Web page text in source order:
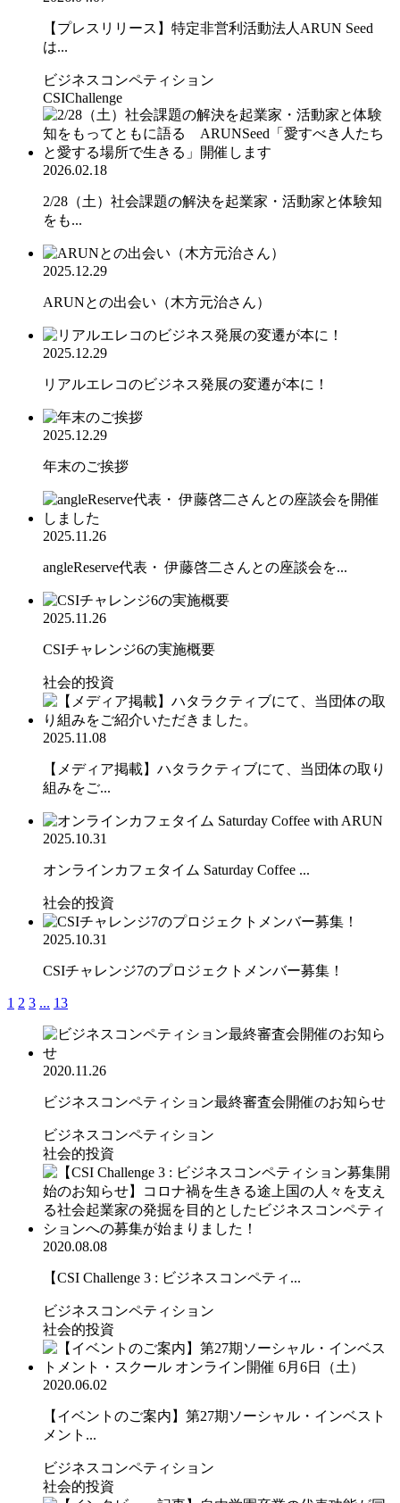
【プレスリリース】特定非営利活動法人ARUN Seed
は...
ビジネスコンペティション
CSIChallenge
2026.02.18
2/28（土）社会課題の解決を起業家・活動家と体験知
をも...
2025.12.29
ARUNとの出会い（木方元治さん）
2025.12.29
リアルエレコのビジネス発展の変遷が本に！
2025.12.29
年末のご挨拶
2025.11.26
angleReserve代表・ 伊藤啓二さんとの座談会を...
2025.11.26
CSIチャレンジ6の実施概要
社会的投資
2025.11.08
【メディア掲載】ハタラクティブにて、当団体の取り
組みをご...
2025.10.31
オンラインカフェタイム Saturday Coffee ...
社会的投資
2025.10.31
CSIチャレンジ7のプロジェクトメンバー募集！
1 2 3 ... 13
2020.11.26
ビジネスコンペティション最終審査会開催のお知らせ
ビジネスコンペティション
社会的投資
2020.08.08
【CSI Challenge 3 : ビジネスコンペティ...
ビジネスコンペティション
社会的投資
2020.06.02
【イベントのご案内】第27期ソーシャル・インベスト
メント...
ビジネスコンペティション
社会的投資